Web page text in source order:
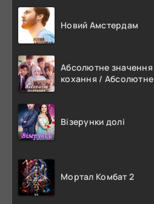
Новий Амстердам
Абсолютне значення
кохання / Абсолютне
Візерунки долі
Мортал Комбат 2